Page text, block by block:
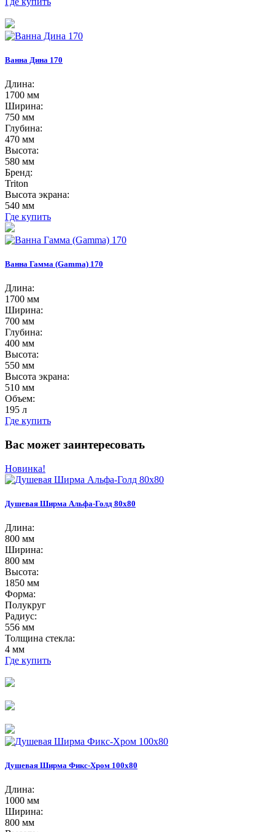
Ванна Дина 170
Длина:
1700 мм
Ширина:
750 мм
Глубина:
470 мм
Высота:
580 мм
Бренд:
Triton
Высота экрана:
540 мм
Где купить
Ванна Гамма (Gamma) 170
Длина:
1700 мм
Ширина:
700 мм
Глубина:
400 мм
Высота:
550 мм
Высота экрана:
510 мм
Объем:
195 л
Где купить
Вас может заинтересовать
Новинка!
Душевая Ширма Альфа-Голд 80х80
Длина:
800 мм
Ширина:
800 мм
Высота:
1850 мм
Форма:
Полукруг
Радиус:
556 мм
Толщина стекла:
4 мм
Где купить
Душевая Ширма Фикс-Хром 100х80
Длина:
1000 мм
Ширина:
800 мм